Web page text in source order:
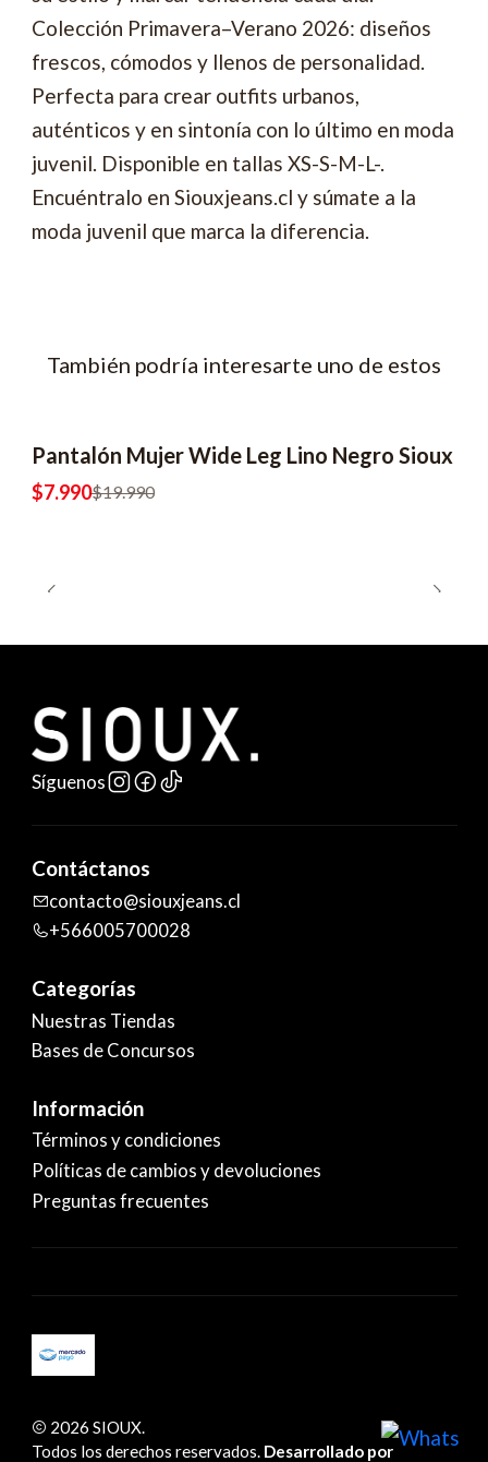
Colección Primavera–Verano 2026: diseños
frescos, cómodos y llenos de personalidad.
Perfecta para crear outfits urbanos,
auténticos y en sintonía con lo último en moda
juvenil. Disponible en tallas XS-S-M-L-.
Encuéntralo en Siouxjeans.cl y súmate a la
moda juvenil que marca la diferencia.
También podría interesarte uno de estos
-60% OFF
Pantalón Mujer Wide Leg Lino Negro Sioux
$7.990$19.990
Síguenos
Contáctanos
contacto@siouxjeans.cl
+566005700028
Categorías
Nuestras Tiendas
Bases de Concursos
Información
Términos y condiciones
Políticas de cambios y devoluciones
Preguntas frecuentes
2026 SIOUX.
Todos los derechos reservados. Desarrollado por